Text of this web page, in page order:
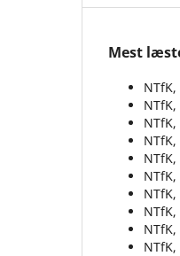
Mest
NTfK,
NTfK,
NTfK,
NTfK,
NTfK,
NTfK,
NTfK,
NTfK,
NTfK,
NTfK,